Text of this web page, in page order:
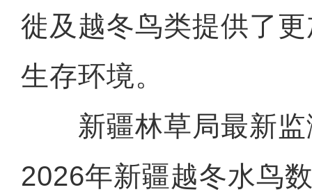
徙及越冬鸟类提供了
生存环境。
新疆林草局最新监
2026年新疆越冬水鸟